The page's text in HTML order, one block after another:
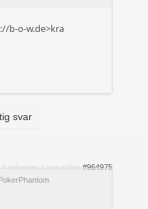
b-o-w.de>kra
svar
8 måneder 1 uge siden #964975